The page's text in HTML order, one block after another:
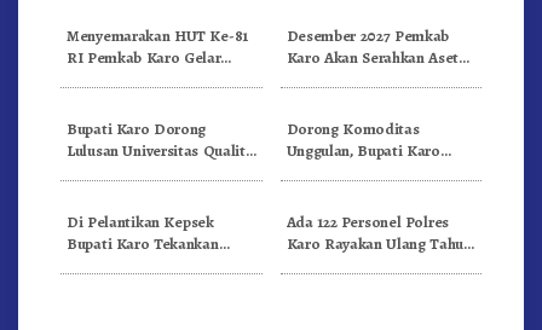
Menyemarakan HUT Ke-81
RI Pemkab Karo Gelar
Desember 2027 Pemkab
Karo Akan Serahkan Aset
Bupati Karo Dorong
Lulusan Universitas Quality
Dorong Komoditas
Unggulan, Bupati Karo
Di Pelantikan Kepsek
Bupati Karo Tekankan
Ada 122 Personel Polres
Karo Rayakan Ulang Tahun